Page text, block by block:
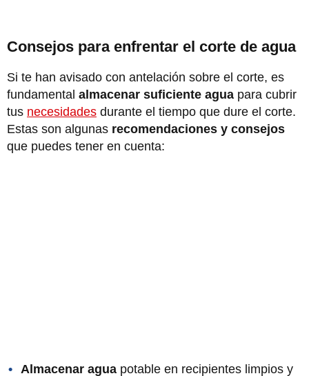
Consejos para enfrentar el corte de agua
Si te han avisado con antelación sobre el corte, es
fundamental almacenar suficiente agua para cubrir
tus necesidades durante el tiempo que dure el corte.
Estas son algunas recomendaciones y consejos
que puedes tener en cuenta:
Almacenar agua potable en recipientes limpios y